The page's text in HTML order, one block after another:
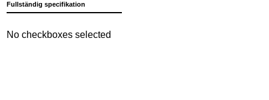
Fullständig specifikation
No checkboxes selected